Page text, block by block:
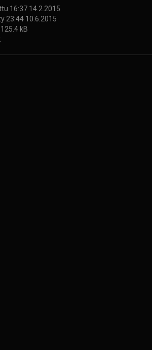
16:37 14.2.2015
23:44 10.6.2015
kB